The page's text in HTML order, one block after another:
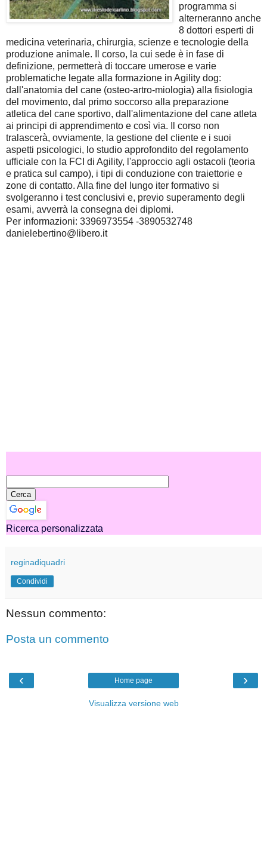
programma si
alterneranno anche
8 dottori esperti di
medicina veterinaria, chirurgia, scienze e tecnologie della
produzione animale. Il corso, la cui sede è in fase di
definizione, permetterà di toccare umerose e varie
problematiche legate alla formazione in Agility dog:
dall'anatomia del cane (osteo-artro-miologia) alla fisiologia
del movimento, dal primo soccorso alla preparazione
atletica del cane sportivo, dall'alimentazione del cane atleta
ai principi di apprendimento e così via. Il corso non
tralascerà, ovviamente, la gestione del cliente e i suoi
aspetti psicologici, lo studio approfondito del regolamento
ufficiale con la FCI di Agility, l'approccio agli ostacoli (teoria
e pratica sul campo), i tipi di conduzione con traiettorie e
zone di contatto. Alla fine del lungo iter formativo si
svolgeranno i test conclusivi e, previo superamento degli
esami, avverrà la consegna dei diplomi.
Per informazioni: 3396973554 -3890532748
danielebertino@libero.it
Ricerca personalizzata
reginadiquadri
Condividi
Nessun commento:
Posta un commento
‹ ›
Home page
Visualizza versione web